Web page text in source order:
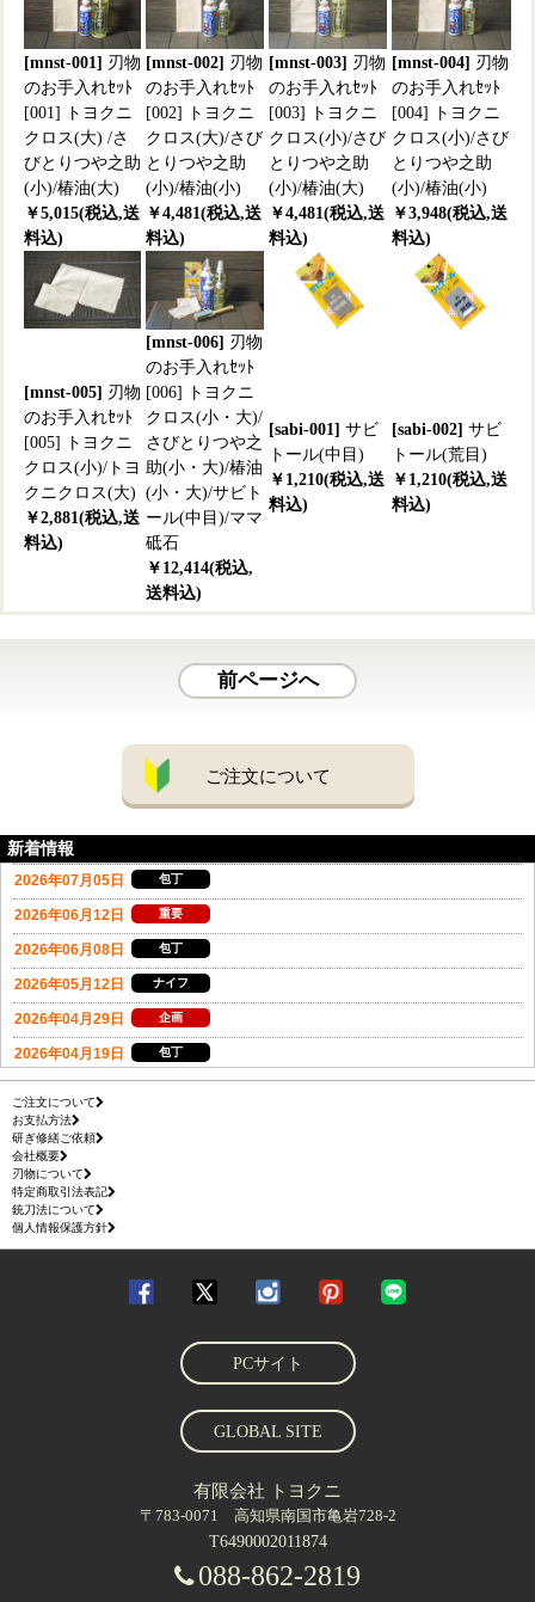
[mnst-001] 刃物
のお手入れｾｯﾄ
[001] トヨクニ
クロス(大) /さ
びとりつや之助
(小)/椿油(大)
￥5,015(税込,送
料込)
[mnst-002] 刃物
のお手入れｾｯﾄ
[002] トヨクニ
クロス(大)/さび
とりつや之助
(小)/椿油(小)
￥4,481(税込,送
料込)
[mnst-003] 刃物
のお手入れｾｯﾄ
[003] トヨクニ
クロス(小)/さび
とりつや之助
(小)/椿油(大)
￥4,481(税込,送
料込)
[mnst-004] 刃物
のお手入れｾｯﾄ
[004] トヨクニ
クロス(小)/さび
とりつや之助
(小)/椿油(小)
￥3,948(税込,送
料込)
[mnst-005] 刃物
のお手入れｾｯﾄ
[005] トヨクニ
クロス(小)/トヨ
クニクロス(大)
￥2,881(税込,送
料込)
[mnst-006] 刃物
のお手入れｾｯﾄ
[006] トヨクニ
クロス(小・大)/
さびとりつや之
助(小・大)/椿油
(小・大)/サビト
ール(中目)/ママ
砥石
￥12,414(税込,
送料込)
[sabi-001] サビ
トール(中目)
￥1,210(税込,送
料込)
[sabi-002] サビ
トール(荒目)
￥1,210(税込,送
料込)
前ページへ
ご注文について
新着情報
ご注文について
お支払方法
研ぎ修繕ご依頼
会社概要
刃物について
特定商取引法表記
銃刀法について
個人情報保護方針
PCサイト
GLOBAL SITE
有限会社 トヨクニ
〒783-0071 高知県南国市亀岩728-2
T6490002011874
088-862-2819